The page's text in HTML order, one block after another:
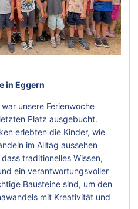
in Eggern
unsere Ferienwoche
Platz ausgebucht.
erlebten die Kinder, wie
im Alltag aussehen
traditionelles Wissen,
ein verantwortungsvoller
Bausteine sind, um den
mit Kreativität und